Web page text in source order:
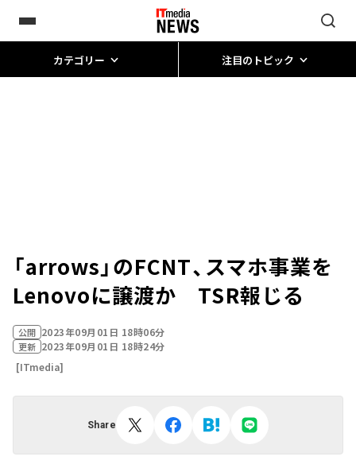
カテゴリー 注目のトピック
「arrows」のFCNT、スマホ事業を
Lenovoに譲渡か TSR報じる
公開 2023年09月01日 18時06分
更新 2023年09月01日 18時24分
[ITmedia]
Share